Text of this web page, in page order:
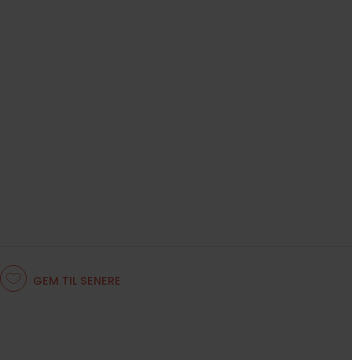
GEM TIL SENERE